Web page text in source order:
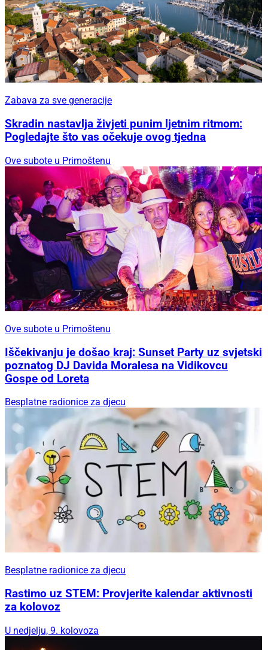
Zabava za sve generacije
Skradin nastavlja živjeti punim ljetnim ritmom:
Pogledajte što vas očekuje ovog tjedna
Ove subote u Primoštenu
Ove subote u Primoštenu
Iščekivanju je došao kraj: Sunset Party uz svjetski
poznatog DJ Davida Moralesa na Vidikovcu
Gospe od Loreta
Besplatne radionice za djecu
Besplatne radionice za djecu
Rastimo uz STEM: Provjerite kalendar aktivnosti
za kolovoz
U nedjelju, 9. kolovoza